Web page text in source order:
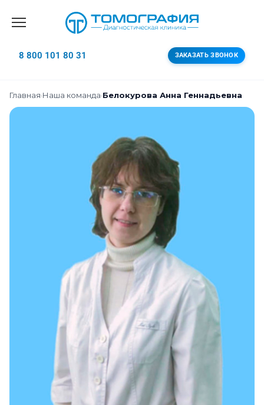
8 800 101 80 31 ЗАКАЗАТЬ ЗВОНОК
Главная·Наша команда·Белокурова Анна Геннадьевна